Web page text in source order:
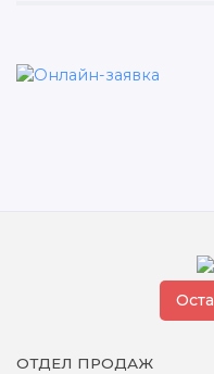
ОТДЕЛ ПРОДАЖ